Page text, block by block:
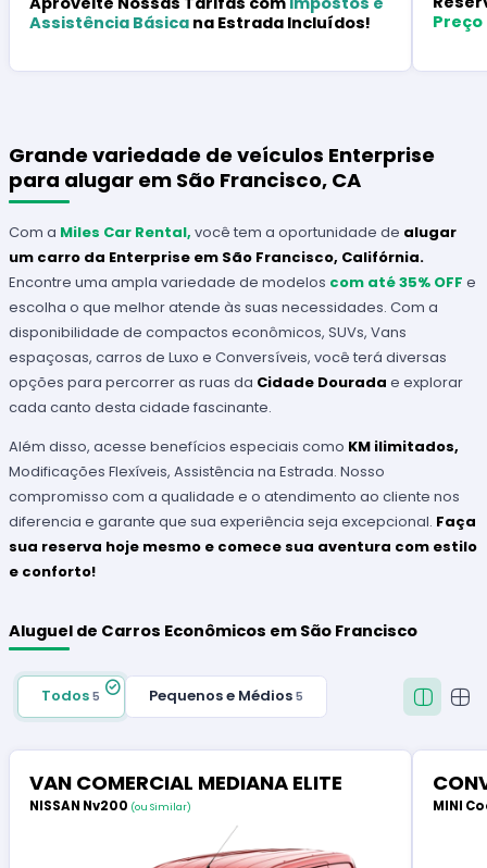
Assistência Básica na Estrada Incluídos!
Preço
Grande variedade de veículos Enterprise
para alugar em São Francisco, CA
Com a Miles Car Rental,você tem a oportunidade de alugar
um carro da Enterprise em São Francisco, Califórnia.
Encontre uma ampla variedade de modelos com até 35% OFFe
escolha o que melhor atende às suas necessidades. Com a
disponibilidade de compactos econômicos, SUVs, Vans
espaçosas, carros de Luxo e Conversíveis, você terá diversas
opções para percorrer as ruas da Cidade Douradae explorar
cada canto desta cidade fascinante.
Além disso, acesse benefícios especiais como KM ilimitados,
Modificações Flexíveis, Assistência na Estrada. Nosso
compromisso com a qualidade e o atendimento ao cliente nos
diferencia e garante que sua experiência seja excepcional. Faça
sua reserva hoje mesmo e comece sua aventura com estilo
e conforto!
Aluguel de Carros Econômicos em São Francisco
Todos5 Pequenos e Médios 5
VAN COMERCIAL MEDIANA ELITE
NISSAN Nv200 (ou Similar) MINI